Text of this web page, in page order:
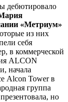
дебютировало
«Метриум»
из них
себя
в коммерческой
ALCON
начала
Alcon Tower в
группа
но